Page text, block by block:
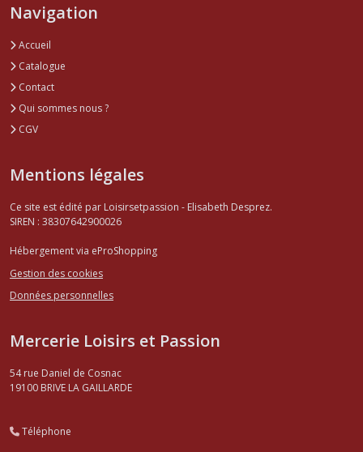
Navigation
Accueil
Catalogue
Contact
Qui sommes nous ?
CGV
Mentions légales
Ce site est édité par Loisirsetpassion - Elisabeth Desprez.
SIREN : 38307642900026
Hébergement via eProShopping
Gestion des cookies
Données personnelles
Mercerie Loisirs et Passion
54 rue Daniel de Cosnac
19100 BRIVE LA GAILLARDE
Téléphone